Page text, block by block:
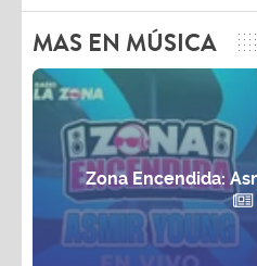
MAS EN MÚSICA
Zona Encendida: